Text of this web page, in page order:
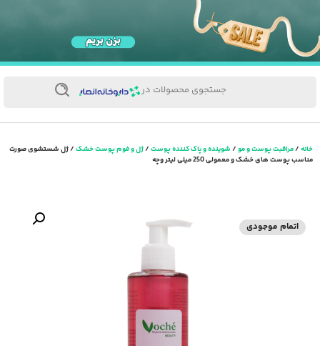
جستجوی محصولات در
خانه/مراقبت پوست و مو/شوینده و پاک کننده پوست/ژل و فوم پوست خشک/ ژل شستشوی صورت
مناسب پوست های خشک و معمولی 250 میلی لیتر وچه
اتمام موجودی